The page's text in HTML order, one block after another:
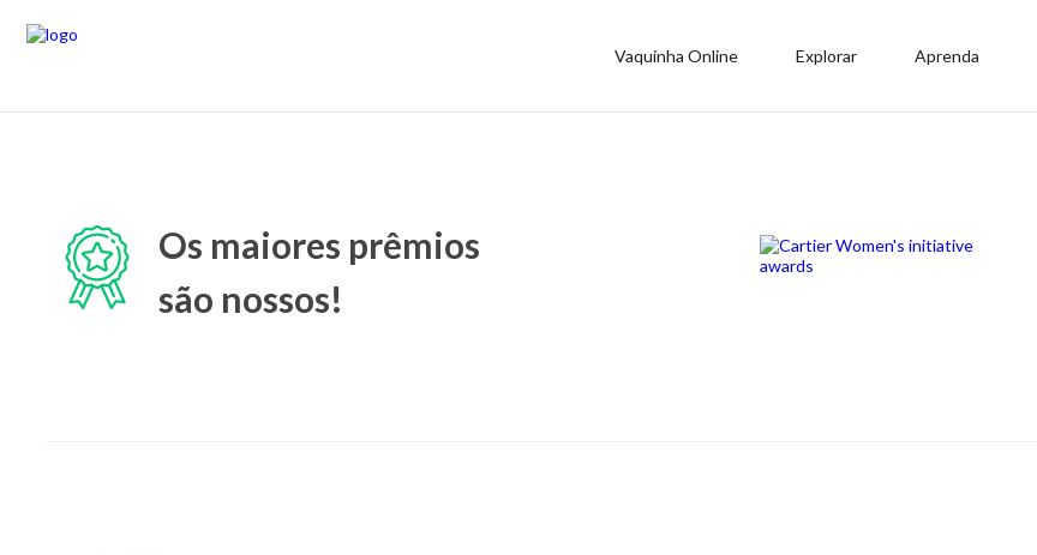
Vaquinha Online Explorar Aprenda
Os maiores prêmios
são nossos!